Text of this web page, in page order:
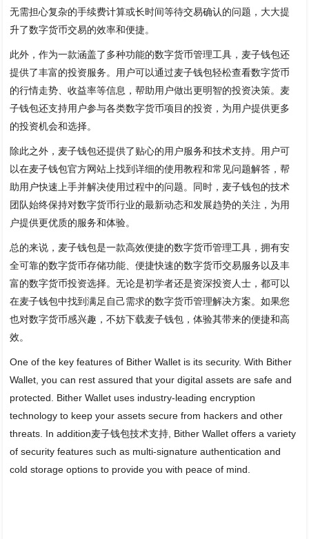
无需担心复杂的手续费计算或长时间等待交易确认的问题，大大提
升了数字货币交易的效率和便捷。
此外，作为一款涵盖了多种功能的数字货币管理工具，麦子钱包还
提供了丰富的投资服务。用户可以通过麦子钱包轻松查看数字货币
的行情走势、收益率等信息，帮助用户做出更明智的投资决策。麦
子钱包还支持用户参与各类数字货币项目的投资，为用户提供更多
的投资机会和选择。
除此之外，麦子钱包还提供了贴心的用户服务和技术支持。用户可
以在麦子钱包官方网站上找到详细的使用教程和常见问题解答，帮
助用户快速上手并解决使用过程中的问题。同时，麦子钱包的技术
团队始终保持对数字货币行业的最新动态和发展趋势的关注，为用
户提供更优质的服务和体验。
总的来说，麦子钱包是一款高效便捷的数字货币管理工具，拥有安
全可靠的数字货币存储功能、便捷快速的数字货币交易服务以及丰
富的数字货币投资选择。无论是初学者还是资深投资人士，都可以
在麦子钱包中找到满足自己需求的数字货币管理解决方案。如果您
也对数字货币感兴趣，不妨下载麦子钱包，体验其带来的便捷和高
效。
One of the key features of Bither Wallet is its security. With Bither
Wallet, you can rest assured that your digital assets are safe and
protected. Bither Wallet uses industry-leading encryption
technology to keep your assets secure from hackers and other
threats. In addition麦子钱包技术支持, Bither Wallet offers a variety
of security features such as multi-signature authentication and
cold storage options to provide you with peace of mind.